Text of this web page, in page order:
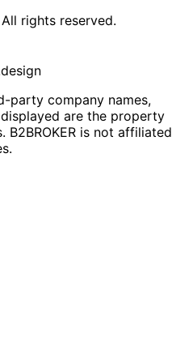
All rights reserved.
party company names,
are the property
is not affiliated